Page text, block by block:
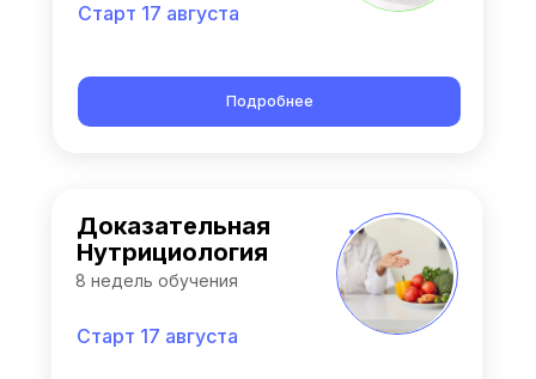
Доказательная
Нутрициология
Старт 17 августа
8 недель обучения
Старт 17 августа
Подробнее